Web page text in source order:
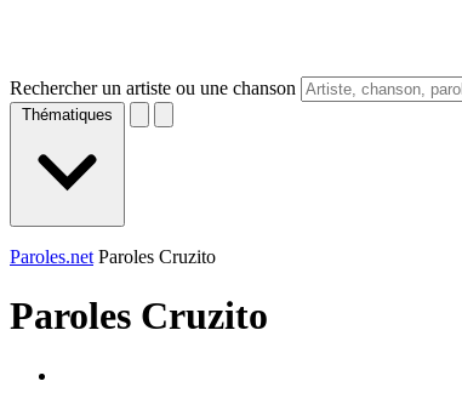
Rechercher un artiste ou une chanson
Thématiques
Paroles.net Paroles Cruzito
Paroles Cruzito